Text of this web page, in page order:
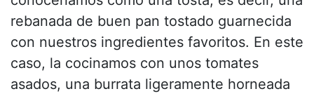
rebanada de buen pan tostado guarnecida
con nuestros ingredientes favoritos. En este
caso, la cocinamos con unos tomates
asados, una burrata ligeramente horneada